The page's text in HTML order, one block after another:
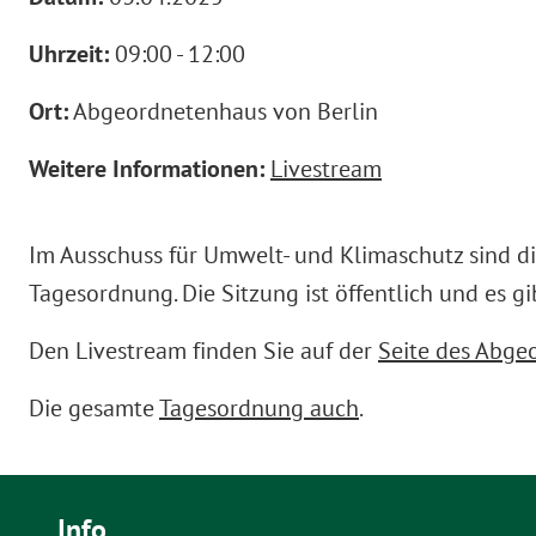
Uhrzeit:09:00 - 12:00
Ort:Abgeordnetenhaus von Berlin
Weitere Informationen: Livestream
Im Ausschuss für Umwelt- und Klimaschutz sind
Tagesordnung. Die Sitzung ist öffentlich und es
Den Livestream finden Sie auf der Seite des
Die gesamteTagesordnung auch.